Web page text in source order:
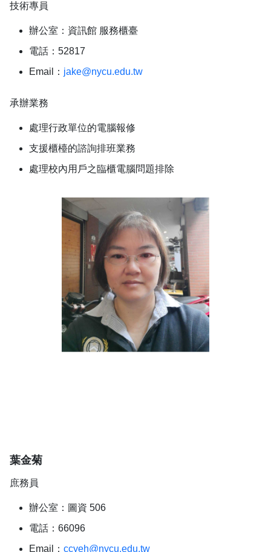
技術專員
辦公室：資訊館 服務櫃臺
電話：52817
Email： jake@nycu.edu.tw
承辦業務
處理行政單位的電腦報修
支援櫃檯的諮詢排班業務
處理校內用戶之臨櫃電腦問題排除
葉金菊
庶務員
辦公室：圖資 506
電話：66096
Email： ccyeh@nycu.edu.tw